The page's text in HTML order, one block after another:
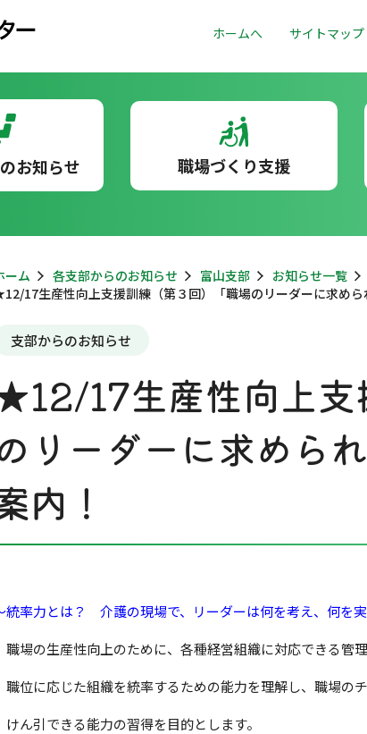
ホームへ サイトマップ
お知らせ 職場づくり支援
ーム 各支部からのお知らせ 富山支部
お知らせ一覧
17生産性向上支援訓練（第３回）「職場のリーダーに求めら
支部からのお知らせ
17生産性向上支
リーダーに求めら
内！
統率力とは？ 介護の現場で、リーダーは何を考え、何を
職場の生産性向上のために、各種経営組織に対応できる管理
職位に応じた組織を統率するための能力を理解し、職場の
けん引できる能力の習得を目的とします。